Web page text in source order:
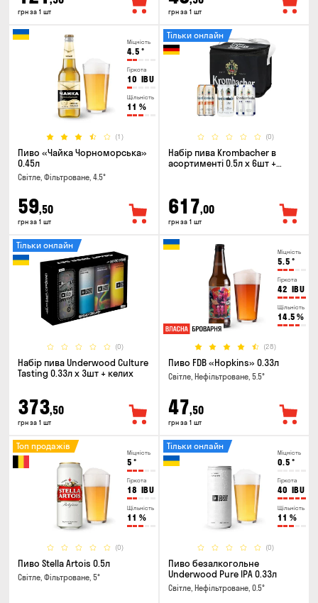
грн за 1 шт грн за 1 шт
Міцність
4.5 °
Гіркота
10 IBU
Щільність
11 %
(1)
Пиво «Чайка Чорноморська»
0.45л
Світле, Фільтроване, 4.5°
59,50
грн за 1 шт
(0)
Тільки онлайн
Набір пива Krombacher в
асортименті 0.5л х 6шт +
617,00
грн за 1 шт
(0)
Тільки онлайн
Набір пива Underwood Culture
Tasting 0.33л x 3шт + келих
373,50
грн за 1 шт
Міцність
5.5 °
Гіркота
42 IBU
Щільність
14.5 %
(28)
Пиво FDB «Hopkins» 0.33л
Світле, Нефільтроване, 5.5°
47,50
грн за 1 шт
Міцність
5 °
Гіркота
18 IBU
Щільність
11 %
(0)
Топ продажів
Пиво Stella Artois 0.5л
Світле, Фільтроване, 5°
Міцність
0.5 °
Гіркота
40 IBU
Щільність
11 %
(0)
Тільки онлайн
Пиво безалкогольне
Underwood Pure IPA 0.33л
Світле, Нефільтроване, 0.5°